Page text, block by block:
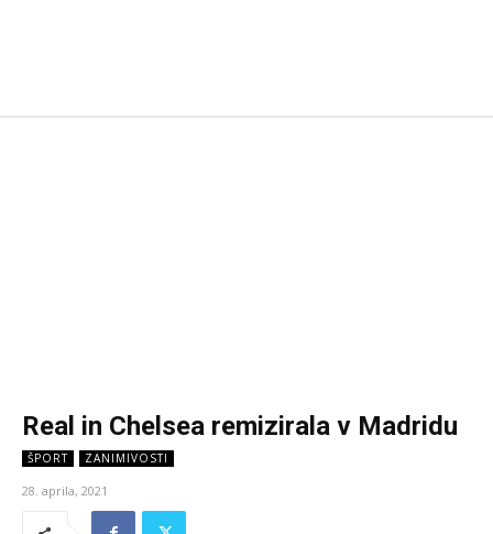
Real in Chelsea remizirala v Madridu
ŠPORT ZANIMIVOSTI
28. aprila, 2021